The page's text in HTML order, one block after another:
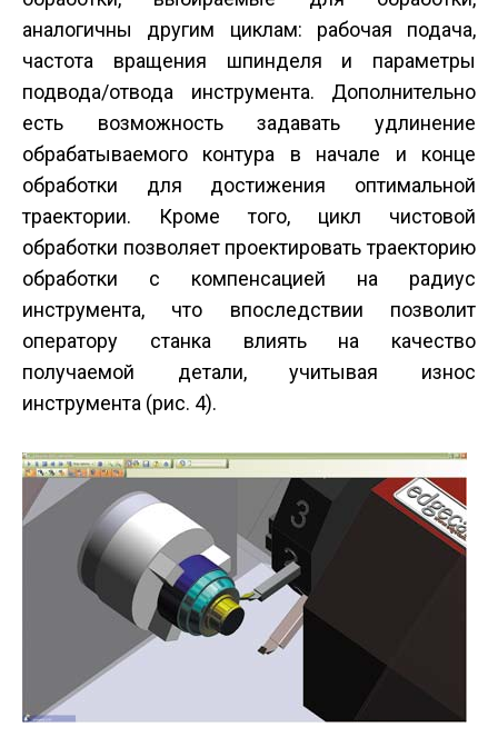
аналогичны другим циклам: рабочая подача,
частота вращения шпинделя и параметры
подвода/отвода инструмента. Дополнительно
есть возможность задавать удлинение
обрабатываемого контура в начале и конце
обработки для достижения оптимальной
траектории. Кроме того, цикл чистовой
обработки позволяет проектировать траекторию
обработки с компенсацией на радиус
инструмента, что впоследствии позволит
оператору станка влиять на качество
получаемой детали, учитывая износ
инструмента (рис. 4).